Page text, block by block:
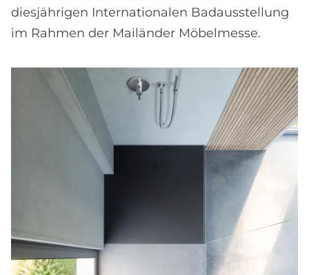
diesjährigen Internationalen Badausstellung
im Rahmen der Mailänder Möbelmesse.